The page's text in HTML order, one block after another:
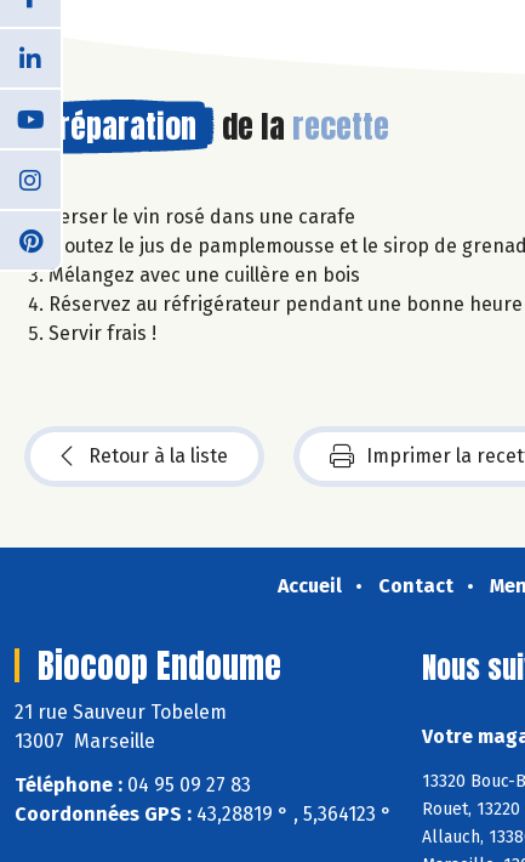
Préparation de la recette
Verser le vin rosé dans une carafe
Ajoutez le jus de pamplemousse et le sirop de
Mélangez avec une cuillère en bois
Réservez au réfrigérateur pendant une bonne heure
Servir frais !
Retour à la liste Imprimer la
Accueil Contact
Biocoop Endoume
21 rue Sauveur Tobelem
13007 Marseille
Téléphone : 04 95 09 27 83
Coordonnées GPS : 43,28819 ° , 5,364123 °
Nous
Votre
13320 Bouc-
Rouet,
Allauch,